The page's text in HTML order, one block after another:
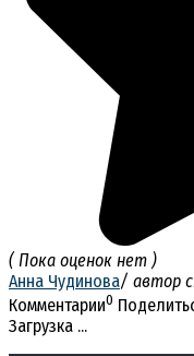
( Пока оценок нет )
Анна Чудинова/ автор
Комментарии0
Загрузка ...